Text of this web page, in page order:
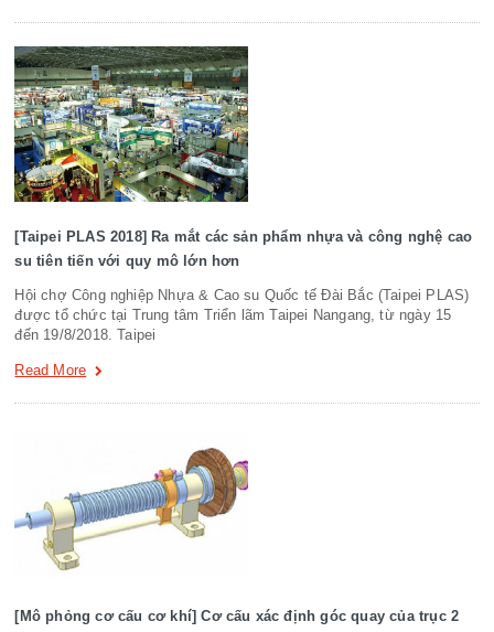
[Taipei PLAS 2018] Ra mắt các sản phẩm nhựa và công nghệ cao
su tiên tiến với quy mô lớn hơn
Hội chợ Công nghiệp Nhựa & Cao su Quốc tế Đài Bắc (Taipei PLAS)
được tổ chức tại Trung tâm Triển lãm Taipei Nangang, từ ngày 15
đến 19/8/2018. Taipei
Read More
[Mô phỏng cơ cấu cơ khí] Cơ cấu xác định góc quay của trục 2